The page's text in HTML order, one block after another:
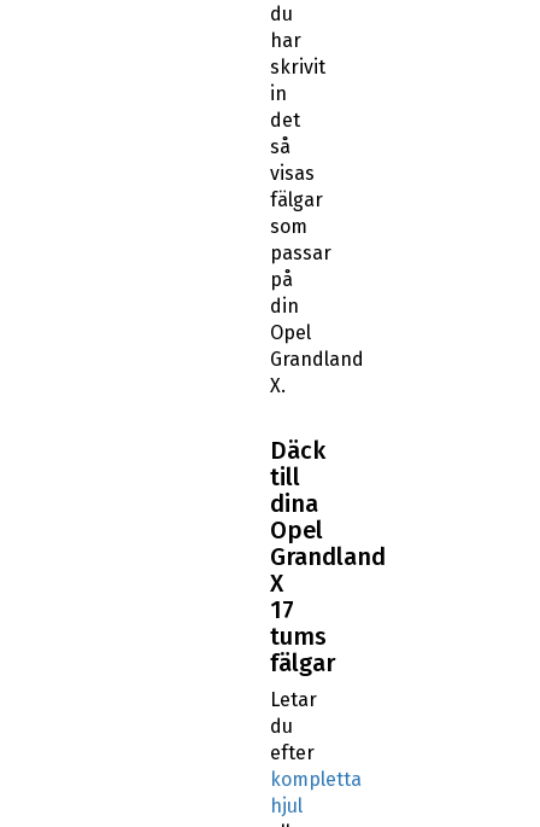
du
har
skrivit
in
det
så
visas
fälgar
som
passar
på
din
Opel
Grandland
X.
Däck
till
dina
Opel
Grandland
X
17
tums
fälgar
Letar
du
efter
kompletta
hjul